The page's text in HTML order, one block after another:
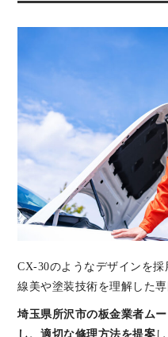
CX-30のようなデザインを
線美や塗装技術を理解した専
埼玉県所沢市の板金業者ム
し、適切な修理方法を提案